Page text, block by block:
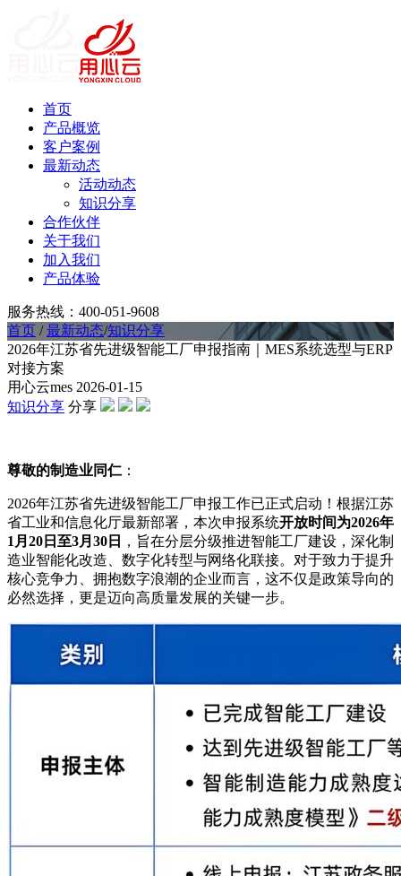
首页
产品概览
客户案例
最新动态
活动动态
知识分享
合作伙伴
关于我们
加入我们
产品体验
服务热线：400-051-9608
首页 /最新动态/知识分享
2026年江苏省先进级智能工厂申报指南｜MES系统选型与ERP
对接方案
用心云mes 2026-01-15
知识分享 分享
尊敬的制造业同仁 ：
2026年江苏省先进级智能工厂申报工作已正式启动！根据江苏
省工业和信息化厅最新部署，本次申报系统开放时间为2026年
1月20日至3月30日
，旨在分层分级推进智能工厂建设，深化制
造业智能化改造、数字化转型与网络化联接。对于致力于提升
核心竞争力、拥抱数字浪潮的企业而言，这不仅是政策导向的
必然选择，更是迈向高质量发展的关键一步。